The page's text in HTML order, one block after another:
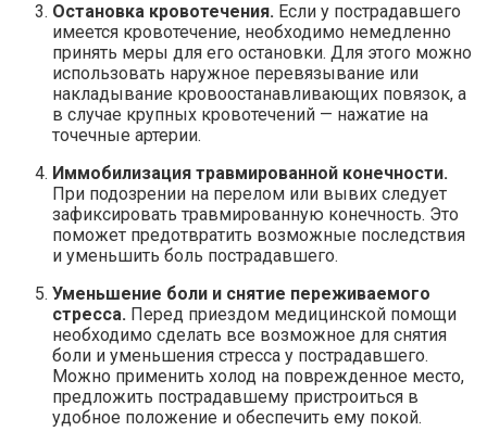
Остановка кровотечения. Если у пострадавшего
имеется кровотечение, необходимо немедленно
принять меры для его остановки. Для этого можно
использовать наружное перевязывание или
накладывание кровоостанавливающих повязок, а
в случае крупных кровотечений — нажатие на
точечные артерии.
Иммобилизация травмированной конечности.
При подозрении на перелом или вывих следует
зафиксировать травмированную конечность. Это
поможет предотвратить возможные последствия
и уменьшить боль пострадавшего.
Уменьшение боли и снятие переживаемого
стресса. Перед приездом медицинской помощи
необходимо сделать все возможное для снятия
боли и уменьшения стресса у пострадавшего.
Можно применить холод на поврежденное место,
предложить пострадавшему пристроиться в
удобное положение и обеспечить ему покой.